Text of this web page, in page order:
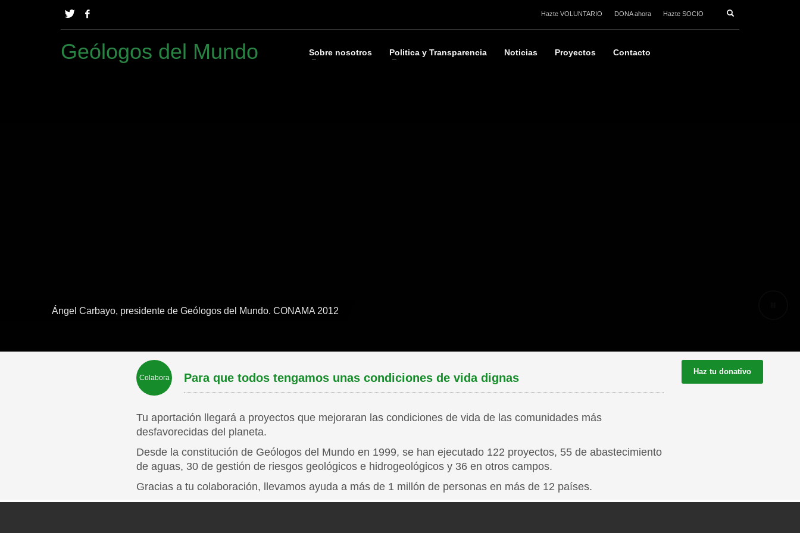
Hazte VOLUNTARIO DONA ahora Hazte SOCIO
Geólogos del Mundo Sobre nosotros Politica y Transparencia Noticias Proyectos Contacto
Ángel Carbayo, presidente de Geólogos del Mundo. CONAMA 2012
Colabora Para que todos tengamos unas condiciones de vida dignas
Tu aportación llegará a proyectos que mejoraran las condiciones de vida de las comunidades más
desfavorecidas del planeta.
Desde la constitución de Geólogos del Mundo en 1999, se han ejecutado 122 proyectos, 55 de abastecimiento
de aguas, 30 de gestión de riesgos geológicos e hidrogeológicos y 36 en otros campos.
Gracias a tu colaboración, llevamos ayuda a más de 1 millón de personas en más de 12 países.
Haz tu donativo